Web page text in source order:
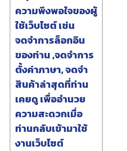
ความพึงพอใจของผู้
ใช้เว็บไซต์ เช่น
จดจำการล็อกอิน
ของท่าน ,จดจำการ
ตั้งค่าภาษา, จดจำ
สินค้าล่าสุดที่ท่าน
เคยดู เพื่ออำนวย
ความสะดวกเมื่อ
ท่านกลับเข้ามาใช้
งานเว็บไซต์